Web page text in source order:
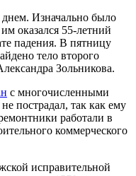
Изначально было
оказался 55-летний
падения. В пятницу
тело второго
Зольникова.
c многочисленными
пострадал, так как ему
работали в
коммерческого
исправительной